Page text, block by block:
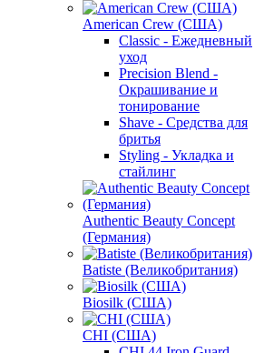
American Crew (США)
Classic - Ежедневный
уход
Precision Blend -
Окрашивание и
тонирование
Shave - Средства для
бритья
Styling - Укладка и
стайлинг
Authentic Beauty Concept
(Германия)
Batiste (Великобритания)
Biosilk (США)
CHI (США)